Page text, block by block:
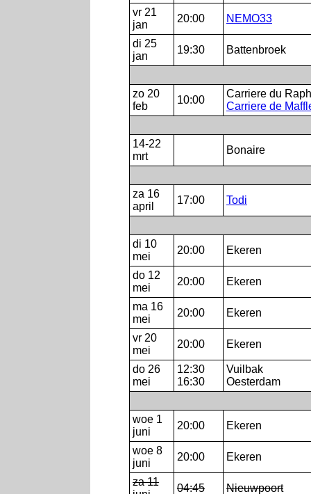
vr 21
jan
20:00 NEMO33
di 25
jan
19:30 Battenbroek
zo 20
feb
10:00
Carriere du
Carriere de
14-22
mrt
Bonaire
za 16
april
17:00 Todi
di 10
mei
20:00 Ekeren
do 12
mei
20:00 Ekeren
ma 16
mei
20:00 Ekeren
vr 20
mei
20:00 Ekeren
do 26
mei
12:30
16:30
Vuilbak
Oesterdam
woe 1
juni
20:00 Ekeren
woe 8
juni
20:00 Ekeren
za 11
04:45 Nieuwpoort